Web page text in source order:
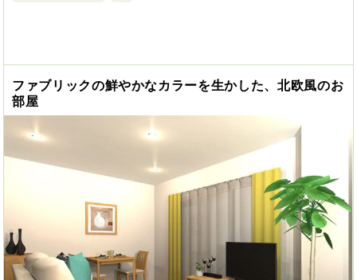
ファブリックの鮮やかなカラーを生かした、北欧風のお
部屋